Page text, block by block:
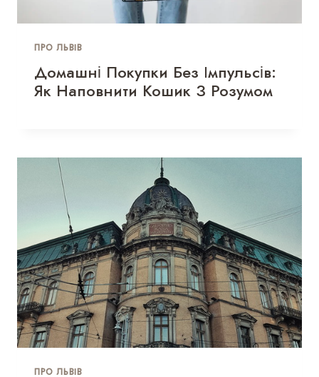
ПРО ЛЬВІВ
Домашні Покупки Без Імпульсів:
Як Наповнити Кошик З Розумом
ПРО ЛЬВІВ